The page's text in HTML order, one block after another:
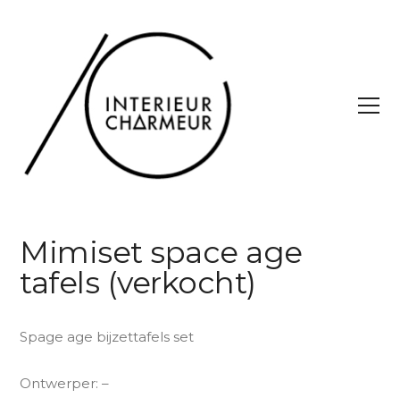
Mimiset space age
tafels (verkocht)
Spage age bijzettafels set
Ontwerper: –